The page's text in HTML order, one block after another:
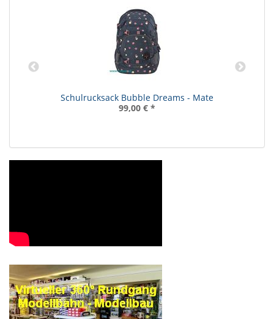
Schulrucksack Bubble Dreams - Mate
99,00 € *